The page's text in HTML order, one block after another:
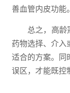
善血管内皮功能。
总之，高龄
药物选择、介入
适合的方案。同
误区，才能既控